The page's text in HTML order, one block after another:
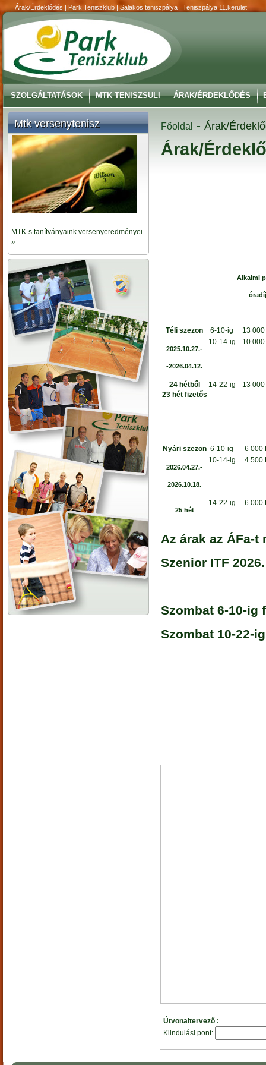
Árak/Érdeklődés | Park Teniszklub | Salakos teniszpálya | Teniszpálya 11.kerület
SZOLGÁLTATÁSOK MTK TENISZSULI ÁRAK/ÉRDEKLŐDÉS
Mtk versenytenisz
MTK-s tanítványaink versenyeredményei
»
Főoldal - Árak/
Árak/
Alkalmi
óradíj
Téli szezon 6-10-ig 13 000
2025.10.27.-
-2026.04.12.
10-14-ig 10 000
24 hétből
23 hét fizetős
14-22-ig 13 000
Nyári szezon 6-10-ig 6 000
2026.04.27.-
2026.10.18.
10-14-ig 4 500
25 hét
14-22-ig 6 000
Az árak az ÁFa-t
Szenior ITF
Szombat 6-10-ig
Szombat 10-22-
Útvonaltervező :
Kiindulási pont: